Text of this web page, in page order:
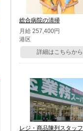
総合病院の清掃
月給 257,400円
港区
詳細はこちらから
レジ・商品陳列スタッフ